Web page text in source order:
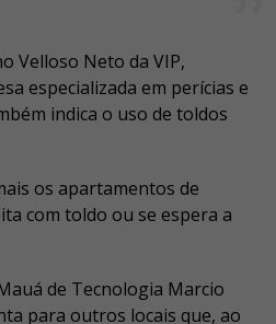
Velloso Neto da VIP,
especializada em perícias e
indica o uso de toldos
os apartamentos de
com toldo ou se espera a
de Tecnologia Marcio
para outros locais que, ao